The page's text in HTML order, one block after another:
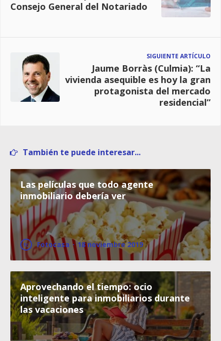
Consejo General del Notariado
SIGUIENTE ARTÍCULO
Jaume Borràs (Culmia): “La
vivienda asequible es hoy la gran
protagonista del mercado
residencial”
También te puede interesar...
Las películas que todo agente
inmobiliario debería ver
Fotocasa · 18 noviembre 2019
Aprovechando el tiempo: ocio
inteligente para inmobiliarios durante
las vacaciones